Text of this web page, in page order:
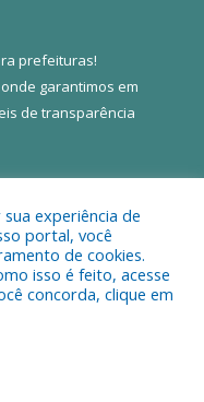
prefeituras!
garantimos em
de transparência
Municipal de Colares.
experiência de
portal, você
de cookies.
isso é feito, acesse
concorda, clique em